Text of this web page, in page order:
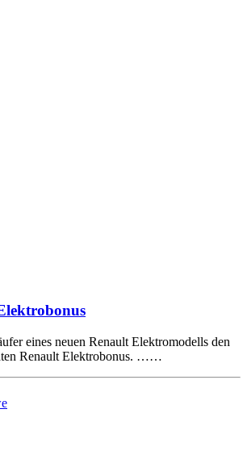
eines neuen Renault Elektromodells den
Renault Elektrobonus. ……